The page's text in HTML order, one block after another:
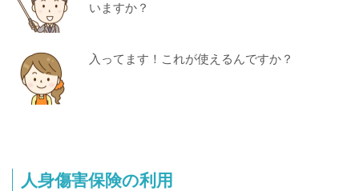
いますか？
入ってます！これが使えるんですか？
人身傷害保険の利用